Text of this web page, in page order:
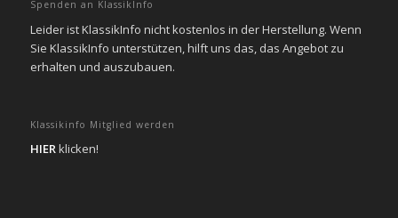
Spenden an KlassikInfo
Leider ist KlassikInfo nicht kostenlos in der Herstellung. Wenn
Sie KlassikInfo unterstützen, hilft uns das, das Angebot zu
erhalten und auszubauen.
Klassikinfo Mitglied werden
HIERklicken!